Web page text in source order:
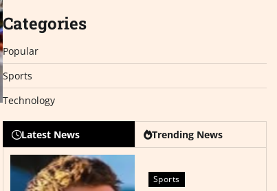
Categories
Popular
Sports
Technology
Latest News Trending News
Sports